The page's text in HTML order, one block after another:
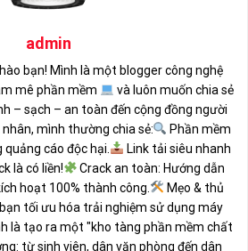
admin
bạn! Mình là một blogger công nghệ
mê phần mềm
và luôn muốn chia sẻ
– sạch – an toàn đến cộng đồng người
mình thường chia sẻ:
Phần mềm
cáo độc hại.
Link tải siêu nhanh
là có liền!
Crack an toàn: Hướng dẫn
hoạt 100% thành công.
Mẹo & thủ
tối ưu hóa trải nghiệm sử dụng máy
là tạo ra một "kho tàng phần mềm chất
từ sinh viên, dân văn phòng đến dân